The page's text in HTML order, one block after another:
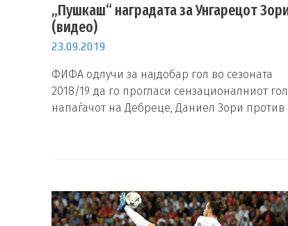
„Пушкаш“ наградата за Унгарецот
(видео)
23.09.2019
ФИФА одлучи за најдобар гол во сезоната
2018/19 да го прогласи сензационалниот
напаѓачот на Дебреце, Даниел Зори против